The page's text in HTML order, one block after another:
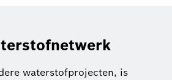
waterstofprojecten, is